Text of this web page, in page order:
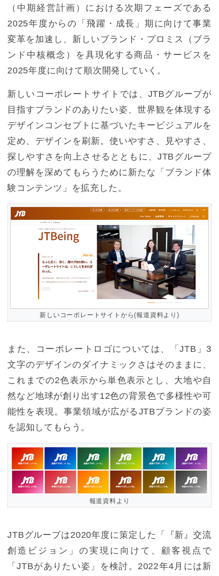
（中期経営計画）における次期フェーズである
2025年度からの「飛躍・成長」期に向けて事業
変革を加速し、新しいブランド・プロミス（ブラ
ンド中核概念）を具現化する商品・サービスを
2025年度に向けて順次開発していく。
新しいコーポレートサイトでは、JTBグループが
目指すブランドのありたい姿、世界観を体現する
デザインコンセプトに基づいたキービジュアルを
定め、デザインを刷新。使いやすさ、見やすさ、
探しやすさを向上させるとともに、JTBグループ
の理解を深めてもらうために新たな「ブランド体
験コンテンツ」を拡充した。
新しいコーポレートサイトから(報道資料より)
また、コーポレートロゴについては、「JTB」3
文字のデザインのダイナミックさはそのままに、
これまでの2色表示から単色表示とし、大地や自
然など地球が創り出す12色の背景色で多様性や可
能性を表現。事業領域が広がるJTBブランドの姿
を認知してもらう。
報道資料より
JTBグループは2020年度に策定した「『新』交流
創造ビジョン」の実現に向けて、顧客視点で
「JTBがありたい姿」を検討。2022年4月には新